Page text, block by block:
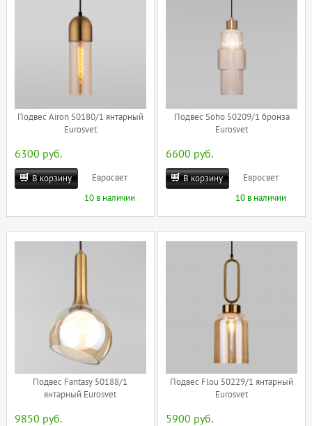
Подвес Airon 50180/1 янтарный
Eurosvet
6300 руб.
В корзину
Евросвет
10 в наличии
Подвес Soho 50209/1 бронза
Eurosvet
6600 руб.
В корзину
Евросвет
10 в наличии
Подвес Fantasy 50188/1
янтарный Eurosvet
9850 руб.
Подвес Flou 50229/1 янтарный
Eurosvet
5900 руб.